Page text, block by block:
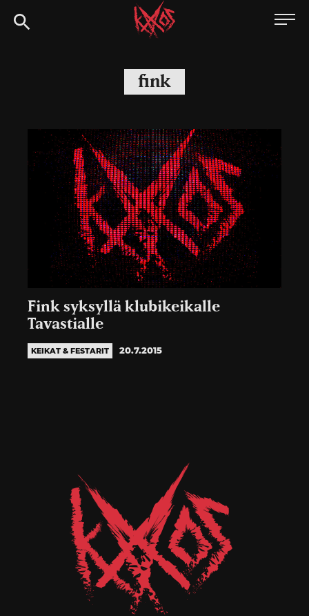
Siirry
suoraan
Kaaoszine
fink
Fink syksyllä klubikeikalle
Tavastialle
KEIKAT & FESTARIT 20.7.2015